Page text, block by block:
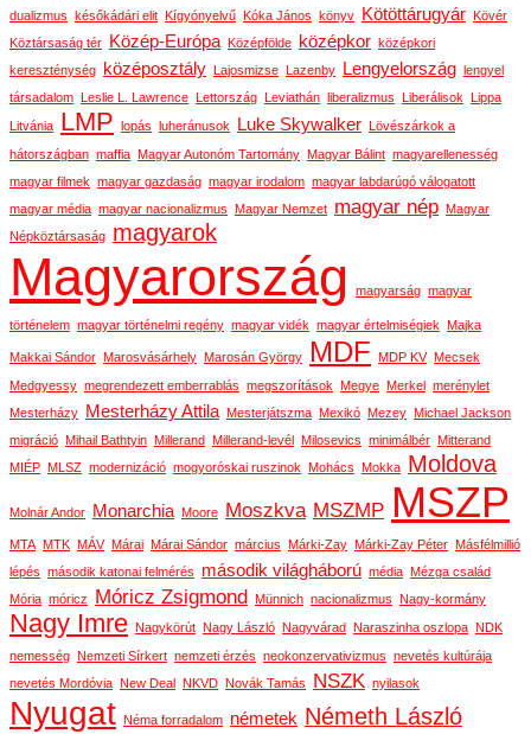
dualizmus későkádári elit Kígyónyelvű Kóka János könyv Kötöttárugyár Kövér
Köztársaság tér
Közép-Európa Középfölde középkor középkori
kereszténység
középosztály Lajosmizse Lazenby Lengyelország lengyel
társadalom Leslie L. Lawrence Lettország Leviathán liberalizmus Liberálisok Lippa
Litvánia LMP lopás luheránusok Luke Skywalker Lövészárkok a
hátországban maffia Magyar Autonóm Tartomány Magyar Bálint magyarellenesség
magyar filmek magyar gazdaság magyar irodalom magyar labdarúgó válogatott
magyar média magyar nacionalizmus Magyar Nemzet magyar nép Magyar
Népköztársaság magyarok
Magyarország magyarság magyar
történelem magyar történelmi regény magyar vidék magyar értelmiségiek Majka
Makkai Sándor Marosvásárhely Marosán György MDF MDP KV Mecsek
Medgyessy megrendezett emberrablás megszorítások Megye Merkel merénylet
Mesterházy
Mesterházy Attila Mesterjátszma Mexikó Mezey Michael Jackson
migráció Mihail Bathtyin Millerand Millerand-levél Milosevics minimálbér Mitterand
MIÉP MLSZ modernizáció mogyoróskai ruszinok Mohács Mokka Moldova
Molnár Andor Monarchia Moore Moszkva MSZMP MSZP
MTA MTK MÁV Márai Márai Sándor március Márki-Zay Márki-Zay Péter Másfélmillió
lépés második katonai felmérés második világháború média Mézga család
Mória móricz Móricz Zsigmond Münnich nacionalizmus Nagy-kormány
Nagy Imre Nagykörút Nagy László Nagyvárad Naraszinha oszlopa NDK
nemesség Nemzeti Sírkert nemzeti érzés neokonzervativizmus nevetés kultúrája
nevetés Mordóvia New Deal NKVD Novák Tamás NSZK nyilasok
Nyugat Néma forradalom németek Németh László